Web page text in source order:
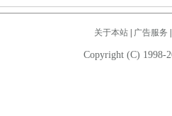
关于本站| 广告服务
Copyright (C) 1998-